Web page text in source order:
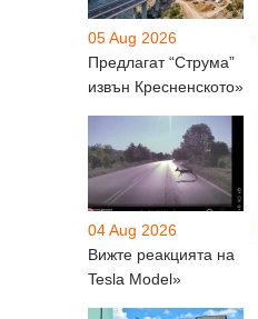
05 Aug 2026
Предлагат “Струма”
извън Кресненското»
04 Aug 2026
Вижте реакцията на
Tesla Model»